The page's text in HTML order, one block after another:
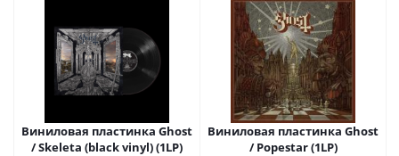
Виниловая пластинка Ghost
/ Skeleta (black vinyl) (1LP)
Виниловая пластинка Ghost
/ Popestar (1LP)